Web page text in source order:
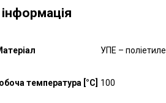
УПЕ –
температура [°C] 100